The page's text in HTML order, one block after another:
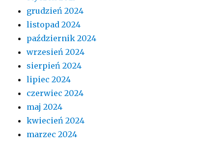
grudzień 2024
listopad 2024
październik 2024
wrzesień 2024
sierpień 2024
lipiec 2024
czerwiec 2024
maj 2024
kwiecień 2024
marzec 2024